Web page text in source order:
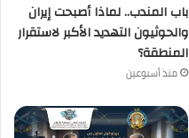
باب المندب.. لماذا أصبحت إيران
والحوثيون التهديد الأكبر لاستقرار
المنطقة؟
منذ أسبوعين